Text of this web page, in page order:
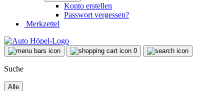
Konto erstellen
Passwort vergessen?
Merkzettel
0
Suche
Alle